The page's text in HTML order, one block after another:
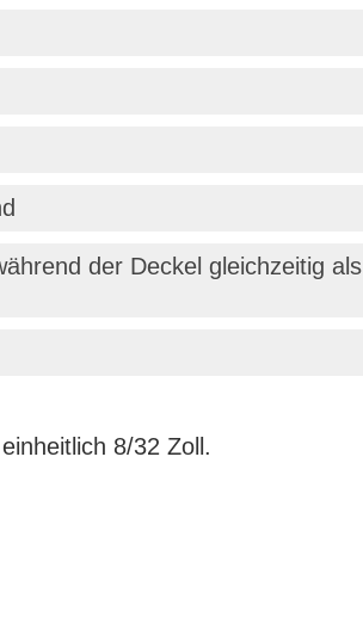
der Deckel gleichzeitig als
8/32 Zoll.